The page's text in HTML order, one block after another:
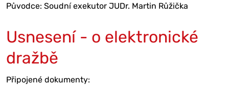
Původce: Soudní exekutor JUDr. Martin Růžička
Usnesení - o elektronické
dražbě
Připojené dokumenty: